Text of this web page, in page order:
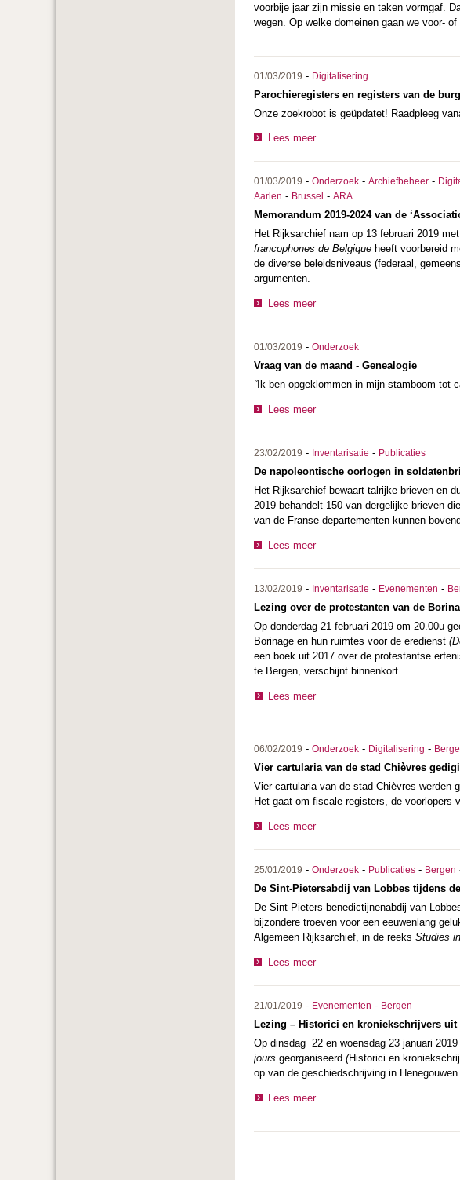
voorbije jaar zijn missie en taken vormgaf.
wegen. Op welke domeinen gaan we voor-
01/03/2019 - Digitalisering
Parochieregisters en registers van de
Onze zoekrobot is geüpdatet! Raadpleeg
Lees meer
01/03/2019 - Onderzoek - Archiefbeheer -
Aarlen - Brussel - ARA
Memorandum 2019-2024 van de
Het Rijksarchief nam op 13 februari 2019
francophones de Belgique heeft voorbereid
de diverse beleidsniveaus (federaal,
argumenten.
Lees meer
01/03/2019 - Onderzoek
Vraag van de maand - Genealogie
“Ik ben opgeklommen in mijn stamboom tot
Lees meer
23/02/2019 - Inventarisatie - Publicaties
De napoleontische oorlogen in
Het Rijksarchief bewaart talrijke brieven en
2019 behandelt 150 van dergelijke brieven
van de Franse departementen kunnen
Lees meer
13/02/2019 - Inventarisatie - Evenementen -
Lezing over de protestanten van de
Op donderdag 21 februari 2019 om 20.00u
Borinage en hun ruimtes voor de eredienst (
een boek uit 2017 over de protestantse
te Bergen, verschijnt binnenkort.
Lees meer
06/02/2019 - Onderzoek - Digitalisering -
Vier cartularia van de stad Chièvres
Vier cartularia van de stad Chièvres werden
Het gaat om fiscale registers, de voorlopers
Lees meer
25/01/2019 - Onderzoek - Publicaties - Bergen
De Sint-Pietersabdij van Lobbes tijdens
De Sint-Pieters-benedictijnenabdij van
bijzondere troeven voor een eeuwenlang
Algemeen Rijksarchief, in de reeks Studies
Lees meer
21/01/2019 - Evenementen - Bergen
Lezing – Historici en kroniekschrijvers
Op dinsdag 22 en woensdag 23 januari
jours georganiseerd (Historici en
op van de geschiedschrijving in Henegouwen.
Lees meer